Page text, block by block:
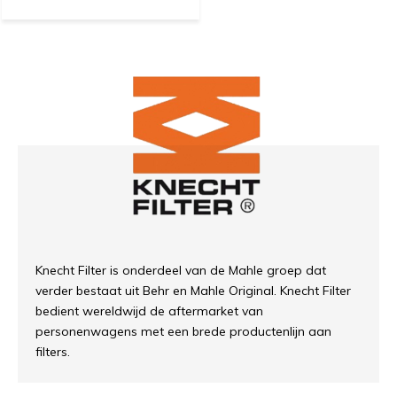
Knecht Filter is onderdeel van de Mahle groep dat
verder bestaat uit Behr en Mahle Original. Knecht Filter
bedient wereldwijd de aftermarket van
personenwagens met een brede productenlijn aan
filters.